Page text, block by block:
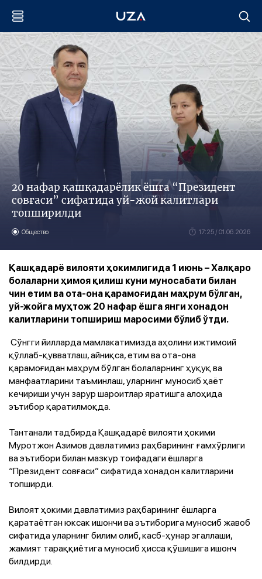
20 нафар қашқадарёлик ёшга “Президент
совғаси” сифатида уй-жой калитлари
топширилди
Общество 17:25 / 01.06.2026
Қашқадарё вилояти ҳокимлигида 1 июнь – Халқаро
болаларни ҳимоя қилиш куни муносабати билан
чин етим ва ота-она қарамоғидан маҳрум бўлган,
уй-жойга муҳтож 20 нафар ёшга янги хонадон
калитларини топшириш маросими бўлиб ўтди.
Сўнгги йилларда мамлакатимизда аҳолини ижтимоий
қўллаб-қувватлаш, айниқса, етим ва ота-она
қарамоғидан маҳрум бўлган болаларнинг ҳуқуқ ва
манфаатларини таъминлаш, уларнинг муносиб ҳаёт
кечириши учун зарур шароитлар яратишга алоҳида
эътибор қаратилмоқда.
Тантанали тадбирда Қашқадарё вилояти ҳокими
Муротжон Азимов давлатимиз раҳбарининг ғамхўрлиги
ва эътибори билан мазкур тоифадаги ёшларга
“Президент совғаси” сифатида хонадон калитларини
топширди.
Вилоят ҳокими давлатимиз раҳбарининг ёшларга
қаратаётган юксак ишончи ва эътиборига муносиб жавоб
сифатида уларнинг билим олиб, касб-ҳунар эгаллаши,
жамият тараққиётига муносиб ҳисса қўшишига ишонч
билдирди.